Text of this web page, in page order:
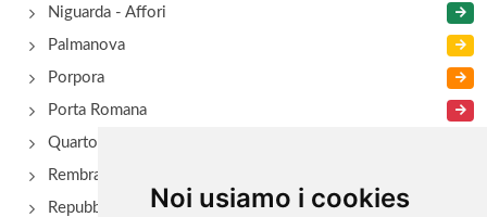
Noi usiamo i cookies
Niguarda - Affori
Palmanova
Porpora
Porta Romana
Quarto Oggiaro
Rembrant
Repubblica